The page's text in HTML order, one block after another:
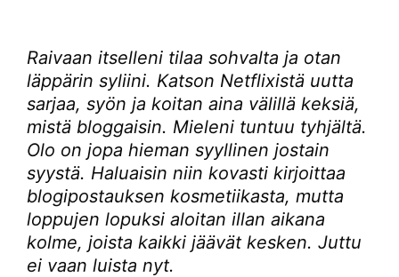
Raivaan itselleni tilaa sohvalta ja otan
läppärin syliini. Katson Netflixistä uutta
sarjaa, syön ja koitan aina välillä keksiä,
mistä bloggaisin. Mieleni tuntuu tyhjältä.
Olo on jopa hieman syyllinen jostain
syystä. Haluaisin niin kovasti kirjoittaa
blogipostauksen kosmetiikasta, mutta
loppujen lopuksi aloitan illan aikana
kolme, joista kaikki jäävät kesken. Juttu
ei vaan luista nyt.